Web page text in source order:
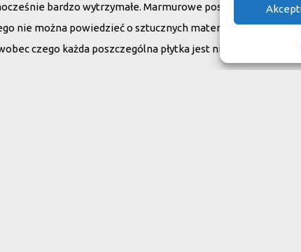
bardzo wytrzymałe. Marmurowe posadzki w
nie można powiedzieć o sztucznych materiałach, ich
czego każda poszczególna płytka jest niepowtarzalnym